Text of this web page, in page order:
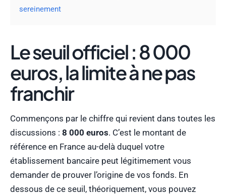
sereinement
Le seuil officiel : 8 000
euros, la limite à ne pas
franchir
Commençons par le chiffre qui revient dans toutes les
discussions : 8 000 euros. C’est le montant de
référence en France au-delà duquel votre
établissement bancaire peut légitimement vous
demander de prouver l’origine de vos fonds. En
dessous de ce seuil, théoriquement, vous pouvez